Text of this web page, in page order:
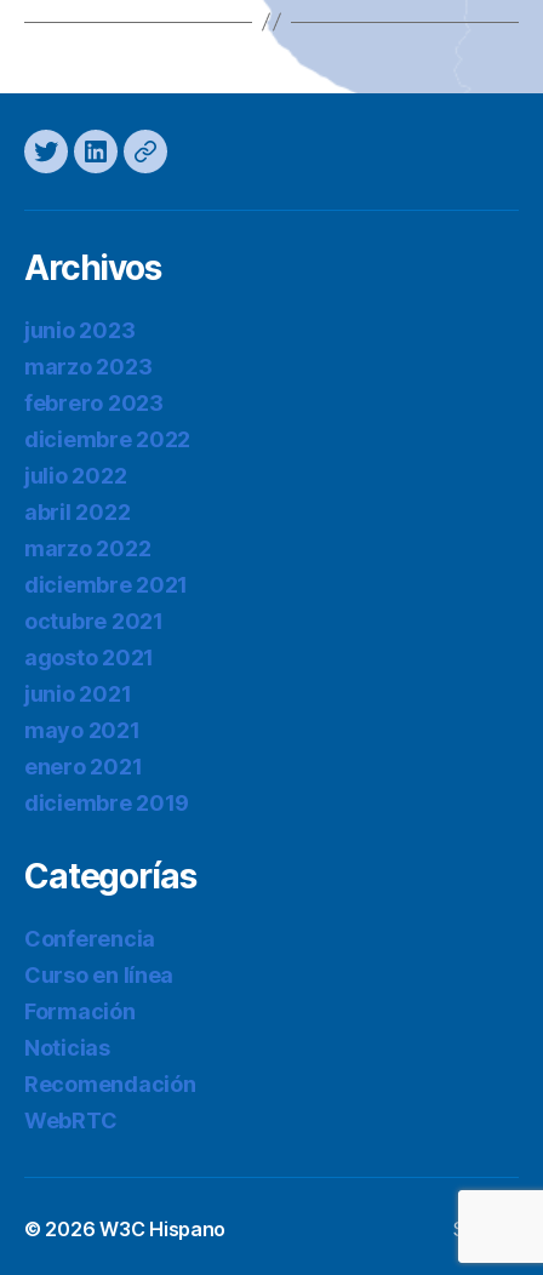
TwitterLinkedInMastodon
Archivos
junio 2023
marzo 2023
febrero 2023
diciembre 2022
julio 2022
abril 2022
marzo 2022
diciembre 2021
octubre 2021
agosto 2021
junio 2021
mayo 2021
enero 2021
diciembre 2019
Categorías
Conferencia
Curso en línea
Formación
Noticias
Recomendación
WebRTC
© 2026W3C Hispano Subir